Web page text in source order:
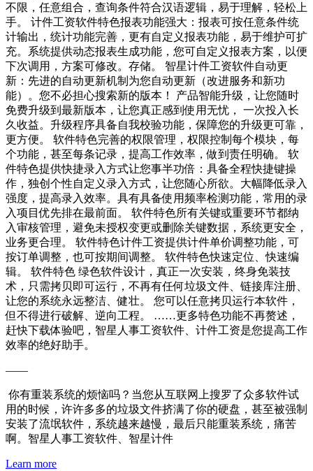
不限，任意组合，查询条件符合汉语逻辑，易于理解，轻松上
手。 计件工资软件特色报表功能强大：报表可按任意条件统
计输出，统计功能完善，更有自定义报表功能，易于维护可扩
充。系统提供动态报表生成功能，您可自定义报表方案，以便
下次调用，方案可修改。存储。 智星计件工资软件自动更
新：先进的自动更新机制为您自动更新（改进服务和新功
能）。您不必担心搜索新的版本！ 产品智能升级，让您随时
免费升级到最新版本，让您真正感到使用无忧， 一次投入长
久收益。升级程序具备自我校验功能，保障您的升级更可靠，
更方便。 软件特色完善的权限管理，权限控制每个模块，每
个功能，甚至每条记录，提高工作效率，做到责任明确。 软
件特色提供快捷录入方式让您事半功倍：具备全程快捷键操
作，独创个性自定义录入方式，让您随心所欲。大幅降低录入
强度，提高录入效率。具有具备使用频率检测功能，常用的录
入项目优先排在最前面。 软件特色所有关键或重要环节都纳
入审核管理，避免未授权变更或删除关键数据，系统更安全，
业务更合理。 软件特色计件工资提供计件单价调整功能，可
按订单调整，也可按期间调整。 软件特色快速定位、快速编
辑。 软件特色 绿色软件设计，真正一次安装，终身免装技
术，只需拷贝即可运行，不再有任何垃圾文件、链接库注册、
让您的系统永远整洁、健壮。 您可以任意拷贝运行本软件，
但不得进行破解、逆向工程。 ……更多特色功能不再赘述，
赶快下载体验吧，智星人事工资软件、计件工资是您提高工作
效率的绝好助手。
——
你有重装系统的烦恼吗？当您从互联网上搜罗了众多软件试
用的时候，许许多多的垃圾文件挤满了你的硬盘，甚至被强制
安装了流氓软件，系统越来越慢，最后只能重装系统，痛苦
啊。智星人事工资软件、智星计件
Learn more